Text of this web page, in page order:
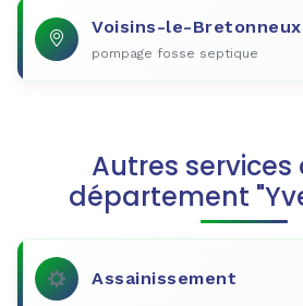
Voisins-le-Bretonneux
pompage fosse septique
Autres services
département
Assainissement